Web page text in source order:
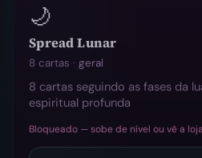
🌙
Spread Lunar
8 cartas ·geral
8 cartas seguindo as fases da
espiritual profunda
Bloqueado — sobe de nível ou vê a